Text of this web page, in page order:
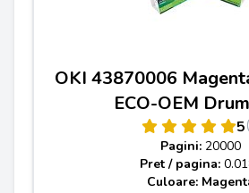
OKI 43870006
ECO-OEM
5
Pagini: 20000
Pret / pagina:
Culoare: